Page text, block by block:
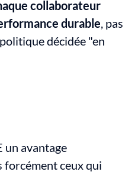
collaborateur
durable, pas
décidée "en
un avantage
forcément ceux qui